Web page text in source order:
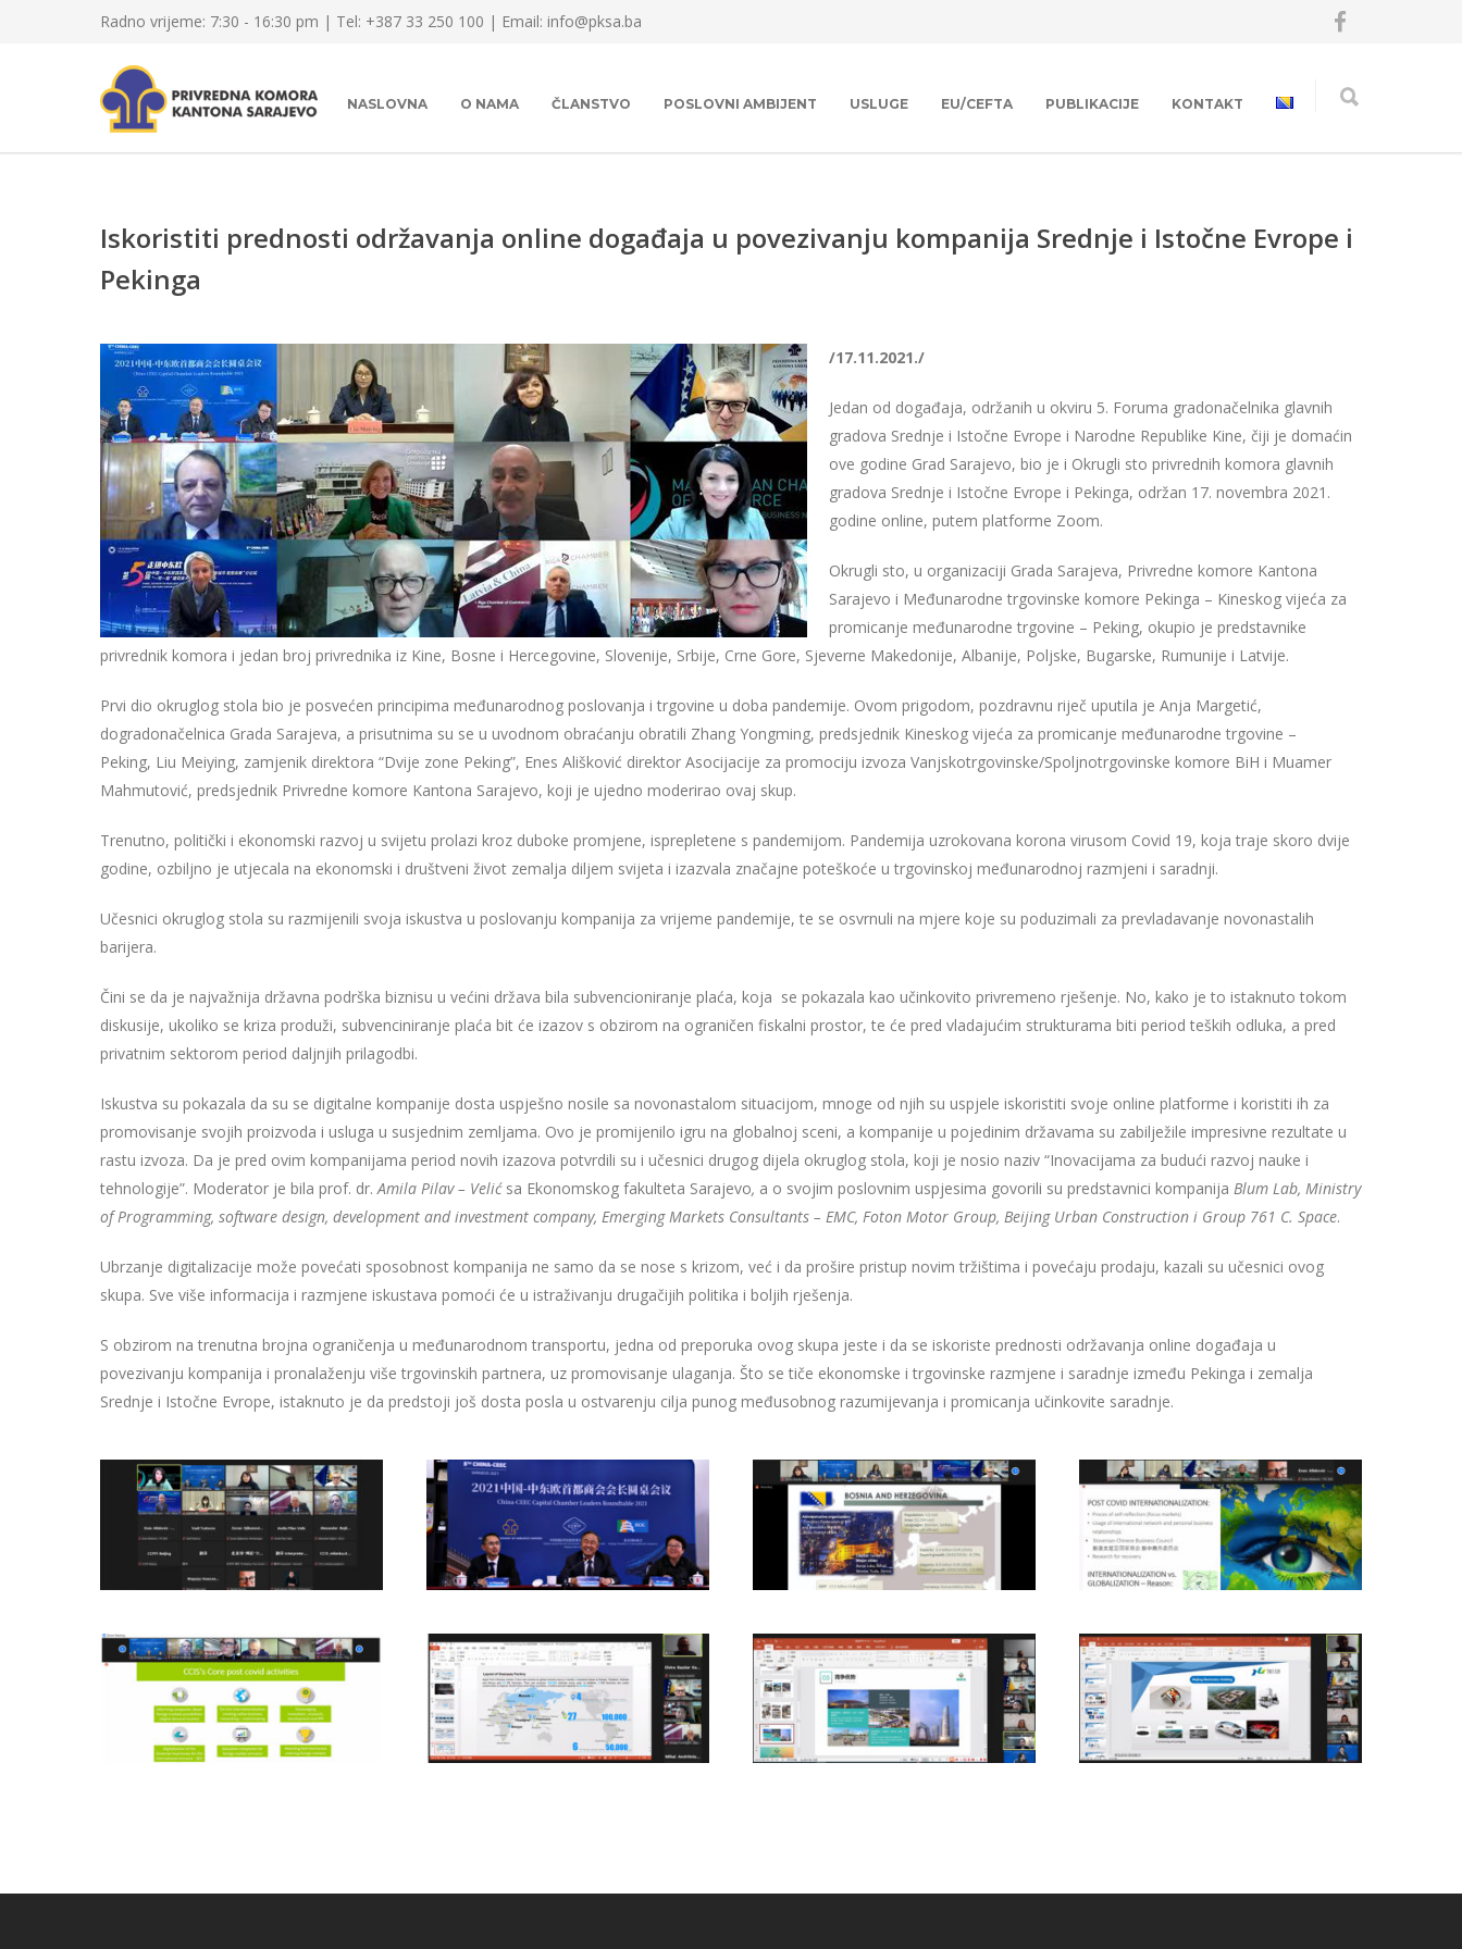
Radno vrijeme: 7:30 - 16:30 pm | Tel: +387 33 250 100 | Email: info@pksa.ba
NASLOVNA O NAMA ČLANSTVO POSLOVNI AMBIJENT USLUGE EU/CEFTA PUBLIKACIJE KONTAKT
Iskoristiti prednosti održavanja online događaja u povezivanju kompanija Srednje i Istočne Evrope i
Pekinga
/17.11.2021./
Jedan od događaja, održanih u okviru 5. Foruma gradonačelnika glavnih
gradova Srednje i Istočne Evrope i Narodne Republike Kine, čiji je domaćin
ove godine Grad Sarajevo, bio je i Okrugli sto privrednih komora glavnih
gradova Srednje i Istočne Evrope i Pekinga, održan 17. novembra 2021.
godine online, putem platforme Zoom.
Okrugli sto, u organizaciji Grada Sarajeva, Privredne komore Kantona
Sarajevo i Međunarodne trgovinske komore Pekinga – Kineskog vijeća za
promicanje međunarodne trgovine – Peking, okupio je predstavnike
privrednik komora i jedan broj privrednika iz Kine, Bosne i Hercegovine, Slovenije, Srbije, Crne Gore, Sjeverne Makedonije, Albanije, Poljske, Bugarske, Rumunije i Latvije.
Prvi dio okruglog stola bio je posvećen principima međunarodnog poslovanja i trgovine u doba pandemije. Ovom prigodom, pozdravnu riječ uputila je Anja Margetić,
dogradonačelnica Grada Sarajeva, a prisutnima su se u uvodnom obraćanju obratili Zhang Yongming, predsjednik Kineskog vijeća za promicanje međunarodne trgovine –
Peking, Liu Meiying, zamjenik direktora “Dvije zone Peking”, Enes Ališković direktor Asocijacije za promociju izvoza Vanjskotrgovinske/Spoljnotrgovinske komore BiH i Muamer
Mahmutović, predsjednik Privredne komore Kantona Sarajevo, koji je ujedno moderirao ovaj skup.
Trenutno, politički i ekonomski razvoj u svijetu prolazi kroz duboke promjene, isprepletene s pandemijom. Pandemija uzrokovana korona virusom Covid 19, koja traje skoro dvije
godine, ozbiljno je utjecala na ekonomski i društveni život zemalja diljem svijeta i izazvala značajne poteškoće u trgovinskoj međunarodnoj razmjeni i saradnji.
Učesnici okruglog stola su razmijenili svoja iskustva u poslovanju kompanija za vrijeme pandemije, te se osvrnuli na mjere koje su poduzimali za prevladavanje novonastalih
barijera.
Čini se da je najvažnija državna podrška biznisu u većini država bila subvencioniranje plaća, koja se pokazala kao učinkovito privremeno rješenje. No, kako je to istaknuto tokom
diskusije, ukoliko se kriza produži, subvenciniranje plaća bit će izazov s obzirom na ograničen fiskalni prostor, te će pred vladajućim strukturama biti period teških odluka, a pred
privatnim sektorom period daljnjih prilagodbi.
Iskustva su pokazala da su se digitalne kompanije dosta uspješno nosile sa novonastalom situacijom, mnoge od njih su uspjele iskoristiti svoje online platforme i koristiti ih za
promovisanje svojih proizvoda i usluga u susjednim zemljama. Ovo je promijenilo igru na globalnoj sceni, a kompanije u pojedinim državama su zabilježile impresivne rezultate u
rastu izvoza. Da je pred ovim kompanijama period novih izazova potvrdili su i učesnici drugog dijela okruglog stola, koji je nosio naziv “Inovacijama za budući razvoj nauke i
tehnologije”. Moderator je bila prof. dr.Amila Pilav – Velićsa Ekonomskog fakulteta Sarajevo, a o svojim poslovnim uspjesima govorili su predstavnici kompanija Blum Lab, Ministry
of Programming, software design, development and investment company, Emerging Markets Consultants – EMC, Foton Motor Group, Beijing Urban Construction i Group 761 C. Space.
Ubrzanje digitalizacije može povećati sposobnost kompanija ne samo da se nose s krizom, već i da prošire pristup novim tržištima i povećaju prodaju, kazali su učesnici ovog
skupa. Sve više informacija i razmjene iskustava pomoći će u istraživanju drugačijih politika i boljih rješenja.
S obzirom na trenutna brojna ograničenja u međunarodnom transportu, jedna od preporuka ovog skupa jeste i da se iskoriste prednosti održavanja online događaja u
povezivanju kompanija i pronalaženju više trgovinskih partnera, uz promovisanje ulaganja. Što se tiče ekonomske i trgovinske razmjene i saradnje između Pekinga i zemalja
Srednje i Istočne Evrope, istaknuto je da predstoji još dosta posla u ostvarenju cilja punog međusobnog razumijevanja i promicanja učinkovite saradnje.